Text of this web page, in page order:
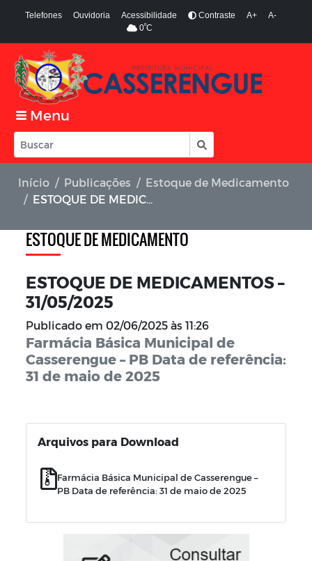
Telefones Ouvidoria Acessibilidade Contraste A+
A-
0ºC
Menu
Início Publicações
Estoque de Medicamento
ESTOQUE DE MEDICAMENTOS – 31/05/2025
ESTOQUE DE MEDICAMENTO
ESTOQUE DE MEDICAMENTOS –
31/05/2025
Publicado em 02/06/2025 às 11:26
Farmácia Básica Municipal de
Casserengue – PB Data de referência:
31 de maio de 2025
Arquivos para Download
Farmácia Básica Municipal de Casserengue –
PB Data de referência: 31 de maio de 2025